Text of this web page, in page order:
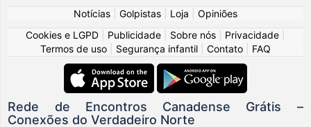
Notícias Golpistas Loja
Opiniões
Cookies e LGPD
Publicidade Sobre nós Privacidade
Termos de uso
Segurança infantil Contato FAQ
Rede de Encontros Canadense Grátis –
Conexões do Verdadeiro Norte